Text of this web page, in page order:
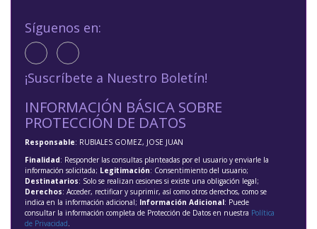
Síguenos en:
¡Suscríbete a Nuestro Boletín!
INFORMACIÓN BÁSICA SOBRE
PROTECCIÓN DE DATOS
Responsable: RUBIALES GOMEZ, JOSE JUAN
Finalidad: Responder las consultas planteadas por el usuario y enviarle la
información solicitada; Legitimación: Consentimiento del usuario;
Destinatarios: Solo se realizan cesiones si existe una obligación legal;
Derechos: Acceder, rectificar y suprimir, así como otros derechos, como se
indica en la información adicional; Información Adicional: Puede
consultar la información completa de Protección de Datos en nuestra Política
de Privacidad